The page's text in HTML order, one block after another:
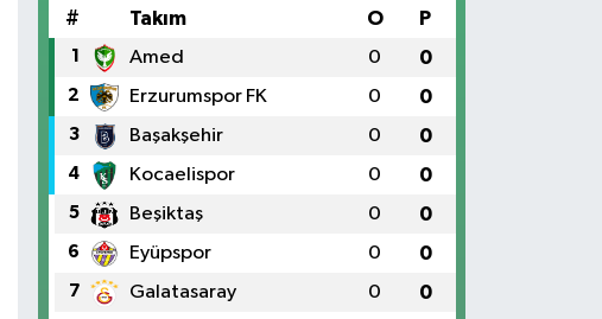
# Takım O P
1 Amed 0 0
2 Erzurumspor FK 0 0
3 Başakşehir 0 0
4 Kocaelispor 0 0
5 Beşiktaş 0 0
6 Eyüpspor 0 0
7 Galatasaray 0 0